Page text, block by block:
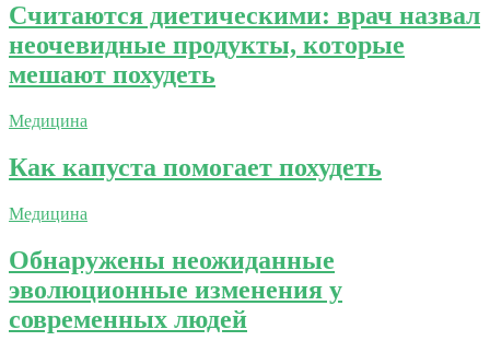
Считаются диетическими: врач назвал
неочевидные продукты, которые
мешают похудеть
Медицина
Как капуста помогает похудеть
Медицина
Обнаружены неожиданные
эволюционные изменения у
современных людей